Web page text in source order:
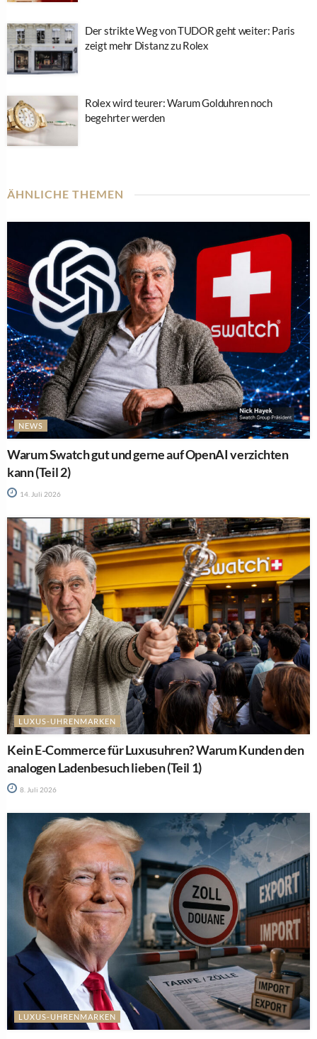
Der strikte Weg von TUDOR geht weiter: Paris
zeigt mehr Distanz zu Rolex
Rolex wird teurer: Warum Golduhren noch
begehrter werden
ÄHNLICHE THEMEN
NEWS
Warum Swatch gut und gerne auf OpenAI verzichten
kann (Teil 2)
14. Juli 2026
LUXUS-UHRENMARKEN
Kein E-Commerce für Luxusuhren? Warum Kunden den
analogen Ladenbesuch lieben (Teil 1)
8. Juli 2026
LUXUS-UHRENMARKEN